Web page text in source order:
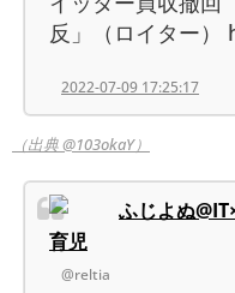
反」（ロイター
2022-07-09 17:25:17
（出典 @103okaY）
ふじよぬ
育児
@reltia